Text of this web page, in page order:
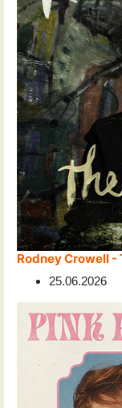
Rodney Crowell -
25.06.2026